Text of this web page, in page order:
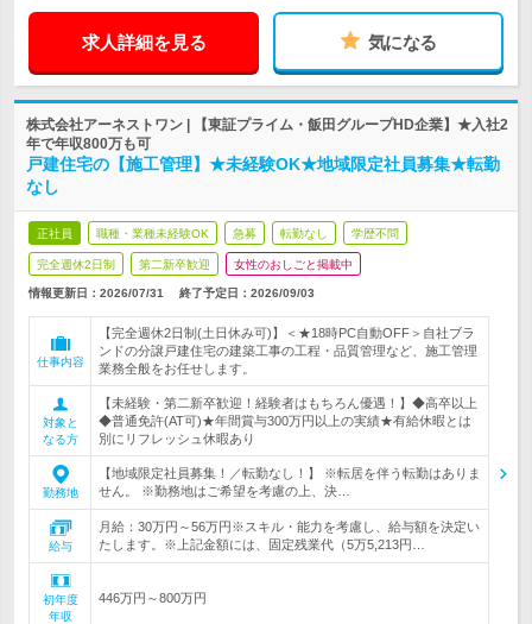
求人詳細を見る 気になる
株式会社アーネストワン | 【東証プライム・飯田グループHD企業】★入社2
年で年収800万も可
戸建住宅の【施工管理】★未経験OK★地域限定社員募集★転勤
なし
正社員 職種・業種未経験OK 急募 転勤なし 学歴不問
完全週休2日制 第二新卒歓迎 女性のおしごと掲載中
情報更新日：2026/07/31 終了予定日： 2026/09/03
仕事内容
【完全週休2日制(土日休み可)】＜★18時PC自動OFF＞自社ブラ
ンドの分譲戸建住宅の建築工事の工程・品質管理など、施工管理
業務全般をお任せします。
対象と
なる方
【未経験・第二新卒歓迎！経験者はもちろん優遇！】◆高卒以上
◆普通免許(AT可)★年間賞与300万円以上の実績★有給休暇とは
別にリフレッシュ休暇あり
勤務地
【地域限定社員募集！／転勤なし！】 ※転居を伴う転勤はありま
せん。 ※勤務地はご希望を考慮の上、決…
給与
月給：30万円～56万円※スキル・能力を考慮し、給与額を決定い
たします。※上記金額には、固定残業代（5万5,213円…
初年度
年収
446万円～800万円